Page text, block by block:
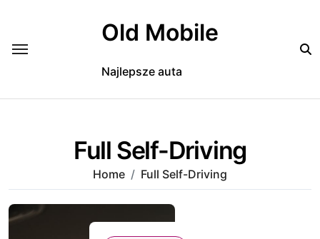
Old Mobile
Najlepsze auta
Full Self-Driving
Home Full Self-Driving